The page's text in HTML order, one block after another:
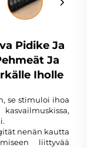
Pidike Ja
Ja
Iholle
se stimuloi ihoa
nenän kautta
liittyvää